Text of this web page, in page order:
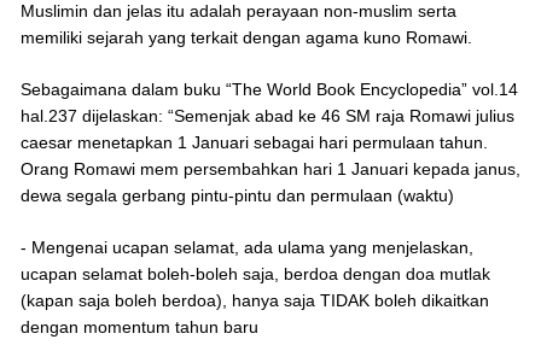
Muslimin dan jelas itu adalah perayaan non-muslim serta
memiliki sejarah yang terkait dengan agama kuno Romawi.
Sebagaimana dalam buku “The World Book Encyclopedia” vol.14
hal.237 dijelaskan: “Semenjak abad ke 46 SM raja Romawi julius
caesar menetapkan 1 Januari sebagai hari permulaan tahun.
Orang Romawi mem persembahkan hari 1 Januari kepada janus,
dewa segala gerbang pintu-pintu dan permulaan (waktu)
- Mengenai ucapan selamat, ada ulama yang menjelaskan,
ucapan selamat boleh-boleh saja, berdoa dengan doa mutlak
(kapan saja boleh berdoa), hanya saja TIDAK boleh dikaitkan
dengan momentum tahun baru